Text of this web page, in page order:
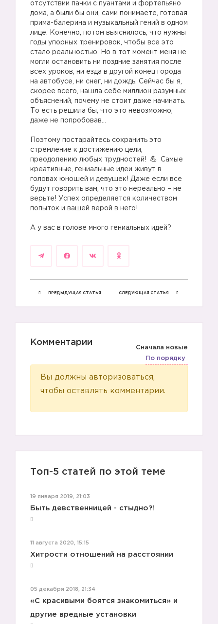
🙈
отсутствии пачки с пуантами и фортепьяно
дома, а были бы они, сами понимаете, готовая
прима-балерина и музыкальный гений в одном
лице. Конечно, потом выяснилось, что нужны
годы упорных тренировок, чтобы все это
стало реальностью. Но в тот момент меня не
могли остановить ни поздние занятия после
всех уроков, ни езда в другой конец города
на автобусе, ни снег, ни дождь. Сейчас бы я,
скорее всего, нашла себе миллион разумных
объяснений, почему не стоит даже начинать.
То есть решила бы, что это невозможно,
даже не попробовав…
Поэтому постарайтесь сохранить это
стремление к достижению цели,
преодолению любых трудностей!
Самые
креативные, гениальные идеи живут в
головах юношей и девушек! Даже если все
будут говорить вам, что это нереально – не
верьте! Успех определяется количеством
попыток и вашей верой в него!
А у вас в голове много гениальных идей?
ПРЕДЫДУЩАЯ СТАТЬЯ СЛЕДУЮЩАЯ СТАТЬЯ
Комментарии
Сначала новые
По порядку
Вы должны авторизоваться,
чтобы оставлять комментарии.
Топ-5 статей по этой теме
19 января 2019, 21:03
Быть девственницей - стыдно?!
11 августа 2020, 15:15
Хитрости отношений на расстоянии
05 декабря 2018, 21:34
«С красивыми боятся знакомиться» и
другие вредные установки